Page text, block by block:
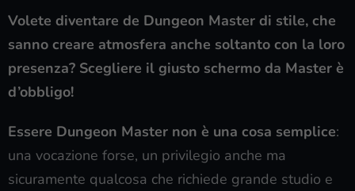
Volete diventare de Dungeon Master di stile, che
sanno creare atmosfera anche soltanto con la loro
presenza? Scegliere il giusto schermo da Master è
d’obbligo!
Essere Dungeon Master non è una cosa semplice:
una vocazione forse, un privilegio anche ma
sicuramente qualcosa che richiede grande studio e